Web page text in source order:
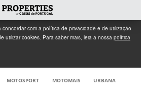
com a política de privacidade e de utilização
utilizar cookies. Para saber mais, leia a nossa política
MOTOSPORT MOTOMAIS URBANA